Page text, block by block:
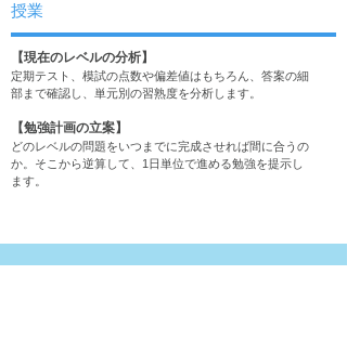
授業
【現在のレベルの分析】
定期テスト、模試の点数や偏差値はもちろん、答案の細
部まで確認し、単元別の習熟度を分析します。
【勉強計画の立案】
どのレベルの問題をいつまでに完成させれば間に合うの
か。そこから逆算して、1日単位で進める勉強を提示し
ます。